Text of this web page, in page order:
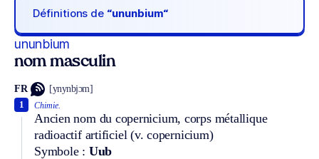
Définitions de “ununbium“
ununbium
nom masculin
FR [ynynbjɔm]
Chimie.
Ancien nom du copernicium, corps métallique
radioactif artificiel(v. copernicium)
Symbole : Uub
1